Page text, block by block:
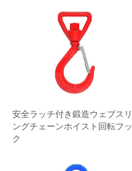
安全ラッチ付き鍛造ウェブスリ
ングチェーンホイスト回転フッ
ク